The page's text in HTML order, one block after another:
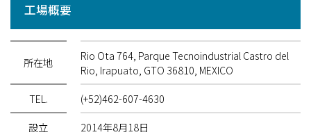
工場概要
所在地
Rio Ota 764, Parque Tecnoindustrial Castro del
Rio, Irapuato, GTO 36810, MEXICO
TEL.
(+52)462-607-4630
設立
2014年8月18日